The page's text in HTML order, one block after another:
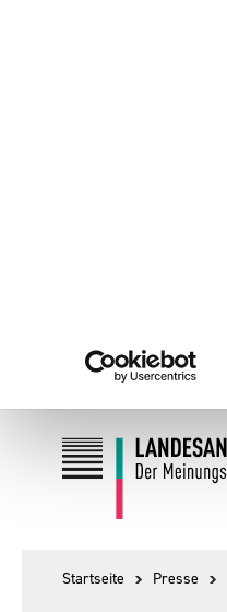
Inhalt
Navigation
Startseite Presse